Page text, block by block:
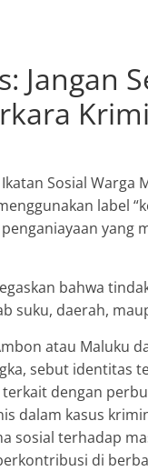
Jangan
Sosial Warga
label
bahwa
suku, daerah,
atau Maluku
sebut identitas
dengan
dalam kasus
sosial terhadap
di